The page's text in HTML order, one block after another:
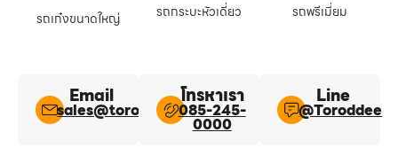
รถเก๋งขนาดใหญ่
รถกระบะหัวเดี่ยว
รถพรีเมี่ยม
Email
sales@toroddee.com
โทรหาเรา
085-245-
0000
Line​
@Toroddee​